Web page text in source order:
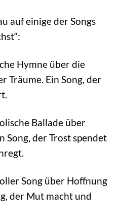
auf einige der Songs
Hymne über die
Träume. Ein Song, der
Ballade über
Song, der Trost spendet
Song über Hoffnung
der Mut macht und